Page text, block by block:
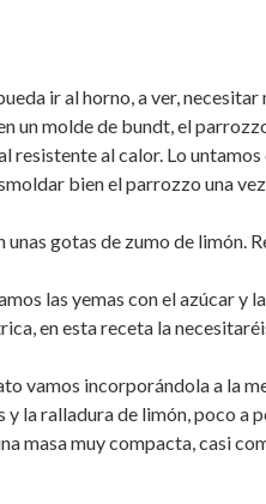
ir al horno, a ver, necesitar
un molde de bundt, el
resistente al calor. Lo
bien el parrozzo una
gotas de zumo de limón.
las yemas con el azúcar y
en esta receta la
vamos incorporándola a la
la ralladura de limón, poco a
masa muy compacta, casi